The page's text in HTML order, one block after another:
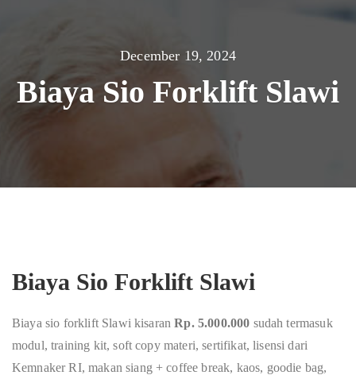
December 19, 2024
Biaya Sio Forklift Slawi
Biaya Sio Forklift Slawi
Biaya sio forklift Slawi kisaranRp. 5.000.000 sudah termasuk
modul, training kit, soft copy materi, sertifikat, lisensi dari
Kemnaker RI, makan siang + coffee break, kaos, goodie bag,